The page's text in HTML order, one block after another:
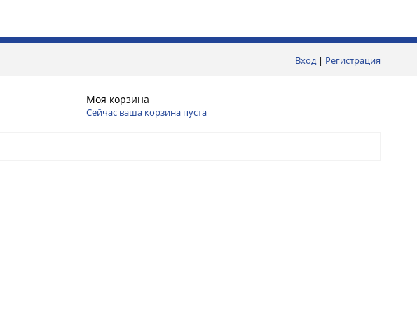
Вход| Регистрация
Моя корзина
Сейчас ваша корзина пуста